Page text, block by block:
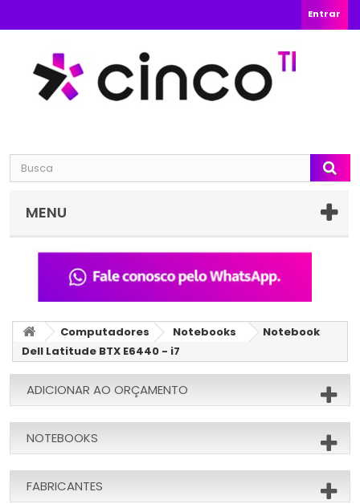
Entrar
MENU
Computadores Notebooks
Notebook
Dell Latitude BTX E6440 - i7
ADICIONAR AO ORÇAMENTO
NOTEBOOKS
FABRICANTES